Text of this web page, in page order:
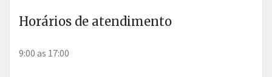
Horários de atendimento
9:00 as 17:00